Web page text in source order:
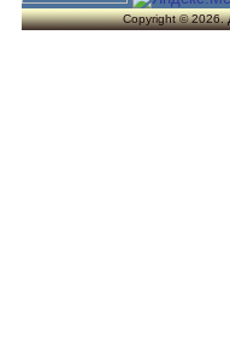
Copyright © 2026.